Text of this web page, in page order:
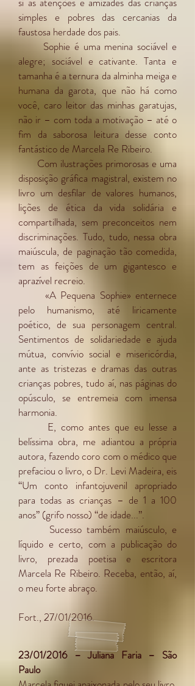
simples e pobres das cercanias da
faustosa herdade dos pais.
Sophie é uma menina sociável e
alegre; sociável e cativante. Tanta e
tamanha é a ternura da alminha meiga e
humana da garota, que não há como
você, caro leitor das minhas garatujas,
não ir – com toda a motivação – até o
fim da saborosa leitura desse conto
fantástico de Marcela Re Ribeiro.
Com ilustrações primorosas e uma
disposição gráfica magistral, existem no
livro um desfilar de valores humanos,
lições de ética da vida solidária e
compartilhada, sem preconceitos nem
discriminações. Tudo, tudo, nessa obra
maiúscula, de paginação tão comedida,
tem as feições de um gigantesco e
aprazível recreio.
«A Pequena Sophie» enternece
pelo humanismo, até liricamente
poético, de sua personagem central.
Sentimentos de solidariedade e ajuda
mútua, convívio social e misericórdia,
ante as tristezas e dramas das outras
crianças pobres, tudo aí, nas páginas do
opúsculo, se entremeia com imensa
harmonia.
E, como antes que eu lesse a
belíssima obra, me adiantou a própria
autora, fazendo coro com o médico que
prefaciou o livro, o Dr. Levi Madeira, eis
“Um conto infantojuvenil apropriado
para todas as crianças – de 1 a 100
anos” (grifo nosso) “de idade...”.
Sucesso também maiúsculo, e
líquido e certo, com a publicação do
livro, prezada poetisa e escritora
Marcela Re Ribeiro. Receba, então, aí,
o meu forte abraço.
Fort., 27/01/2016.
23/01/2016 – Juliana Faria – São
Paulo